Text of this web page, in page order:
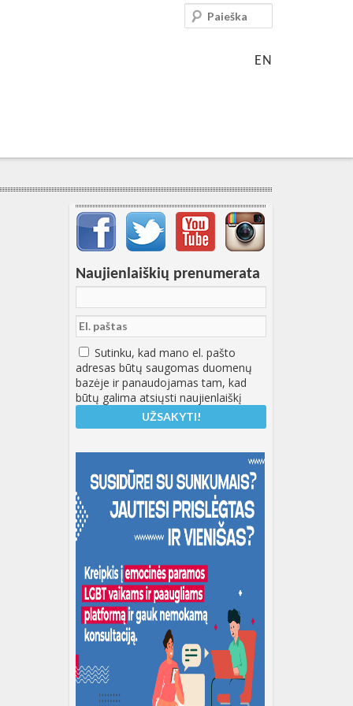
EN
Paieška
Svarbių įrašų meniu
Naujienlaiškių prenumerata
Sutinku, kad mano el. pašto
adresas būtų saugomas duomenų
bazėje ir panaudojamas tam, kad
būtų galima atsiųsti naujienlaiškį